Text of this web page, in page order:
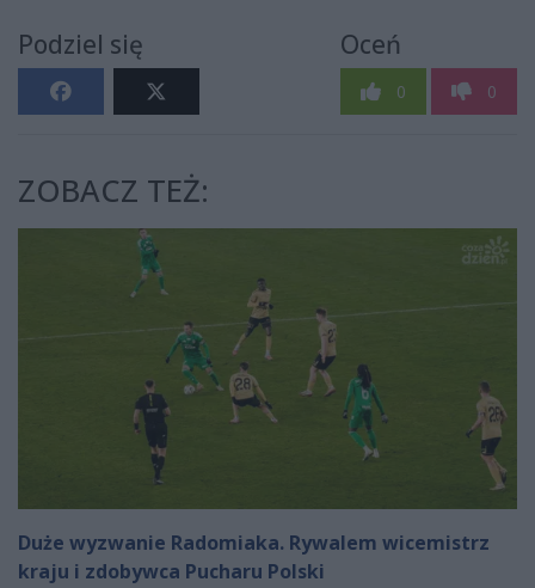
Podziel się Oceń
0 0
ZOBACZ TEŻ:
Duże wyzwanie Radomiaka. Rywalem wicemistrz
kraju i zdobywca Pucharu Polski